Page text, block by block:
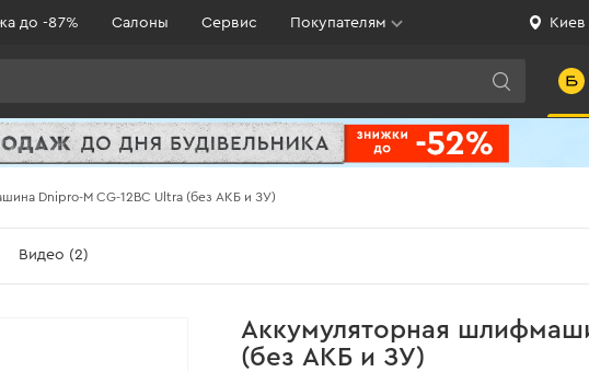
до -87% Салоны Сервис Покупателям Киев
Dnipro-M СG-12BC Ultra (без АКБ и ЗУ)
Видео (2)
Аккумуляторная
(без АКБ и ЗУ)